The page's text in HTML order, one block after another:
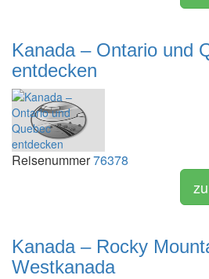
Kanada – Ontario und
entdecken
Reisenummer76378
Kanada – Rocky
Westkanada